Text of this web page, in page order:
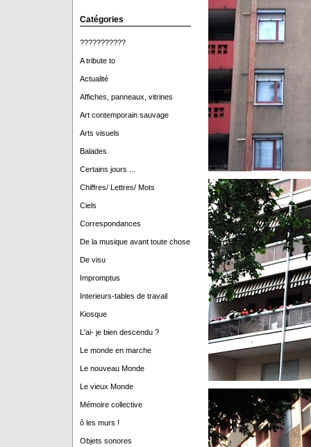
Catégories
???????????
A tribute to
Actualité
Affiches, panneaux, vitrines
Art contemporain sauvage
Arts visuels
Balades
Certains jours ...
Chiffres/ Lettres/ Mots
Ciels
Correspondances
De la musique avant toute chose
De visu
Impromptus
Interieurs-tables de travail
Kiosque
L'ai- je bien descendu ?
Le monde en marche
Le nouveau Monde
Le vieux Monde
Mémoire collective
ô les murs !
Objets sonores